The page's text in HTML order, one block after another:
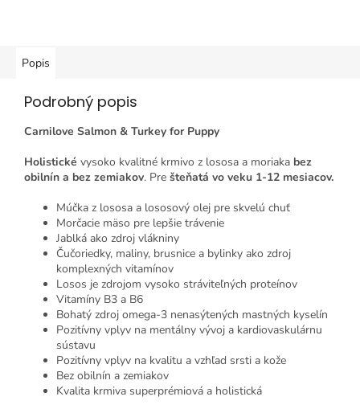
Popis
Podrobný popis
Carnilove Salmon & Turkey for Puppy
Holistické vysoko kvalitné krmivo z lososa a moriaka bez
obilnín a bez zemiakov. Pre šteňatá vo veku 1-12 mesiacov.
Múčka z lososa a lososový olej pre skvelú chuť
Morčacie mäso pre lepšie trávenie
Jablká ako zdroj vlákniny
Čučoriedky, maliny, brusnice a bylinky ako zdroj
komplexných vitamínov
Losos je zdrojom vysoko stráviteľných proteínov
Vitamíny B3 a B6
Bohatý zdroj omega-3 nenasýtených mastných kyselín
Pozitívny vplyv na mentálny vývoj a kardiovaskulárnu
sústavu
Pozitívny vplyv na kvalitu a vzhľad srsti a kože
Bez obilnín a zemiakov
Kvalita krmiva superprémiová a holistická